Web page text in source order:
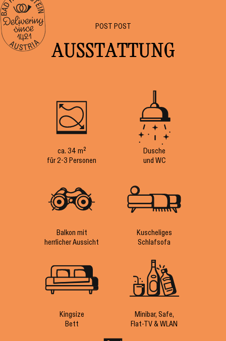
POST POST
AUSSTATTUNG
ca. 34 m²
für 2-3 Personen
Dusche
und WC
Balkon mit
herrlicher Aussicht
Kuscheliges
Schlafsofa
Kingsize
Bett
Minibar, Safe,
Flat-TV & WLAN